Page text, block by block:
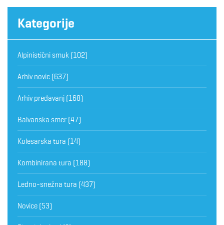
Kategorije
Alpinistični smuk (102)
Arhiv novic (637)
Arhiv predavanj (168)
Balvanska smer (47)
Kolesarska tura (14)
Kombinirana tura (188)
Ledno-snežna tura (437)
Novice (53)